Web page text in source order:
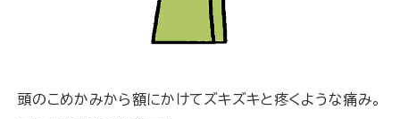
頭のこめかみから額にかけてズキズキと疼くような痛み。